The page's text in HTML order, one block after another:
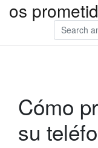
os
Cómo
su